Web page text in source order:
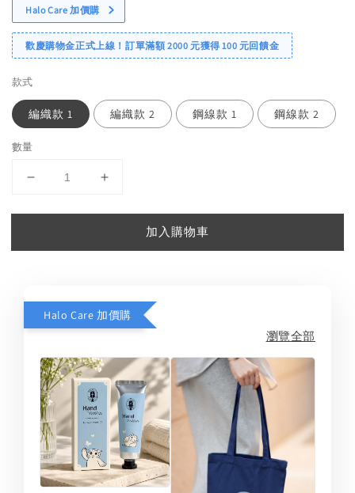
Halo Care 加價購
歡慶購物金正式上線！訂單滿額 2000 元獲得 100 元回饋金
款式
編織款 1 編織款 2 鋼線款 1 鋼線款 2
數量
加入購物車
Halo Care 加價購
瀏覽全部